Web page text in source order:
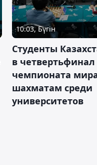
10:03, Бүгін
Студенты
в четвертьфинал
чемпионата
шахматам среди
университетов